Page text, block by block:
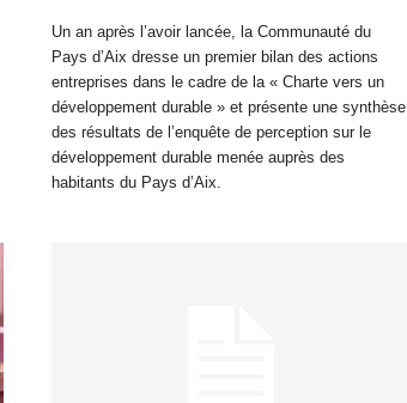
Un an après l’avoir lancée, la Communauté du
Pays d’Aix dresse un premier bilan des actions
entreprises dans le cadre de la « Charte vers un
développement durable » et présente une synthèse
des résultats de l’enquête de perception sur le
développement durable menée auprès des
habitants du Pays d’Aix.